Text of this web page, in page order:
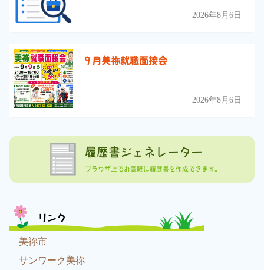
2026年8月6日
９月美祢就職面接会
2026年8月6日
履歴書ジェネレーター
ブラウザ上でお気軽に履歴書を作成できます。
リンク
美祢市
サンワーク美祢